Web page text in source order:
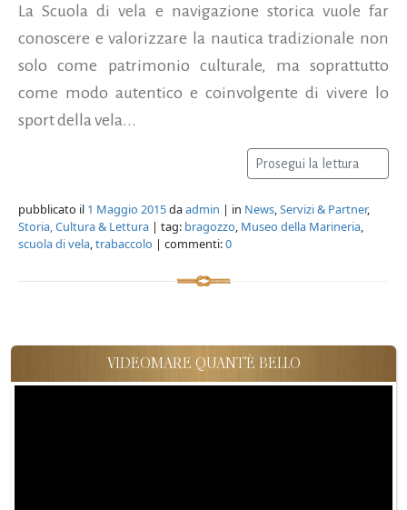
La Scuola di vela e navigazione storica vuole far
conoscere e valorizzare la nautica tradizionale non
solo come patrimonio culturale, ma soprattutto
come modo autentico e coinvolgente di vivere lo
sport della vela...
Prosegui la lettura
pubblicato il 1 Maggio 2015daadmin | in News,Servizi & Partner,
Storia, Cultura & Lettura | tag: bragozzo, Museo della Marineria,
scuola di vela,trabaccolo | commenti:0
VIDEOMARE QUANT'È BELLO